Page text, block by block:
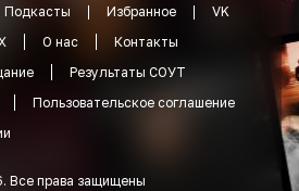
Подкасты Избранное
VK
О нас
Контакты
Результаты СОУТ
Пользовательское соглашение
. Все права защищены